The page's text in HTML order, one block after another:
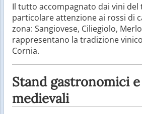
Il tutto accompagnato dai vini
particolare attenzione ai rossi di
zona: Sangiovese, Ciliegiolo,
rappresentano la tradizione
Cornia.
Stand gastronomici
medievali